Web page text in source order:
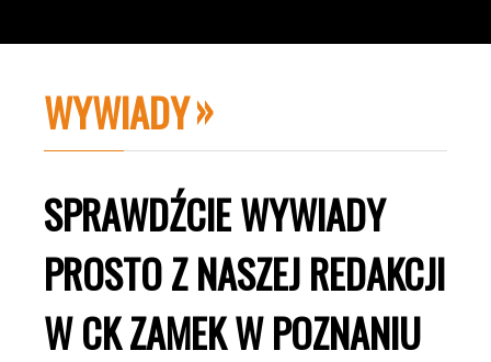
WYWIADY
SPRAWDŹCIE WYWIADY
PROSTO Z NASZEJ REDAKCJI
W CK ZAMEK W POZNANIU